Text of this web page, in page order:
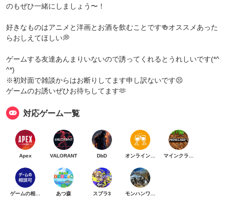
のもぜひ一緒にしましょう〜！
好きなものはアニメと洋画とお酒を飲むことです🍻オススメあった
らおしえてほしい💭
ゲームする友達あんまりいないので誘ってくれるとうれしいです(*^
^*)
※初対面で雑談からはお断りしてます申し訳ないです😣
ゲームのお誘いぜひお待ちしてます🫶
対応ゲーム一覧
Apex VALORANT DbD
あつ森 スプラ3